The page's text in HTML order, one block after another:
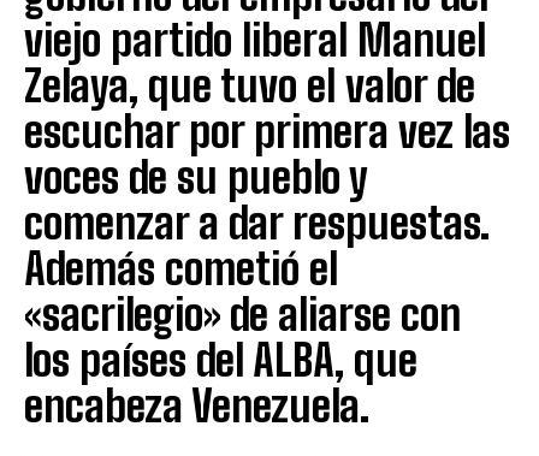
viejo partido liberal Manuel
Zelaya, que tuvo el valor de
escuchar por primera vez las
voces de su pueblo y
comenzar a dar respuestas.
Además cometió el
«sacrilegio» de aliarse con
los países del ALBA, que
encabeza Venezuela.